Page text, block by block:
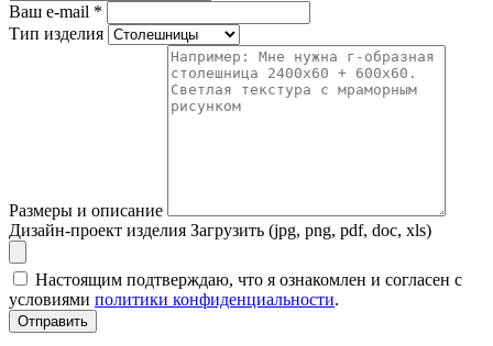
Ваш e-mail *
Тип изделия
Размеры и описание
Дизайн-проект изделия Загрузить (jpg, png, pdf, doc, xls)
Настоящим подтверждаю, что я ознакомлен и согласен с
условиями политики конфиденциальности.
Отправить